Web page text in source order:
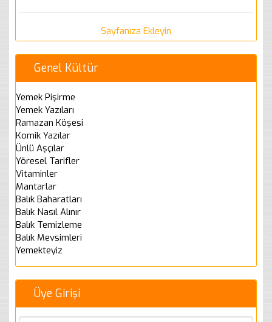
Sayfanıza Ekleyin
Genel Kültür
Yemek Pişirme
Yemek Yazıları
Ramazan Köşesi
Komik Yazılar
Ünlü Aşçılar
Yöresel Tarifler
Vitaminler
Mantarlar
Balık Baharatları
Balık Nasıl Alınır
Balık Temizleme
Balık Mevsimleri
Yemekteyiz
Üye Girişi